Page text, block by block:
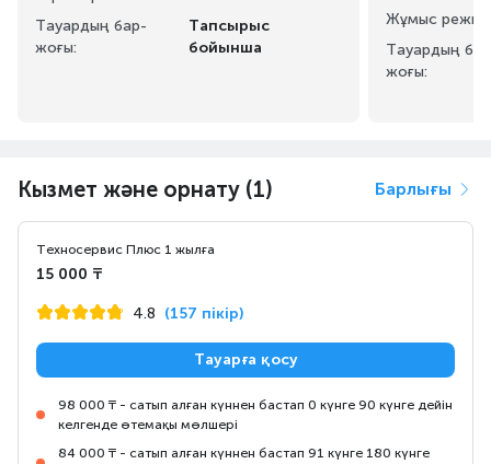
Тауардың бар-
жоғы:
Тапсырыс
бойынша
Жұмыс
Тауардың
жоғы:
Кызмет және орнату (1) Барлығы
Техносервис Плюс 1 жылға
15 000 ₸
4.8 (157 пікір)
Тауарға қосу
98 000 ₸ - сатып алған күннен бастап 0 күнге 90 күнге дейін
келгенде өтемақы мөлшері
84 000 ₸ - сатып алған күннен бастап 91 күнге 180 күнге